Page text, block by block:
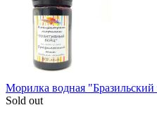
Морилка водная "Бразильский
Sold out